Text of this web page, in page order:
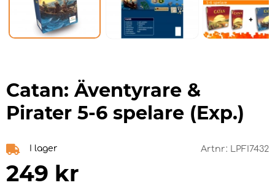
Catan: Äventyrare &
Pirater 5-6 spelare (Exp.)
I lager Artnr: LPFI7432
249 kr